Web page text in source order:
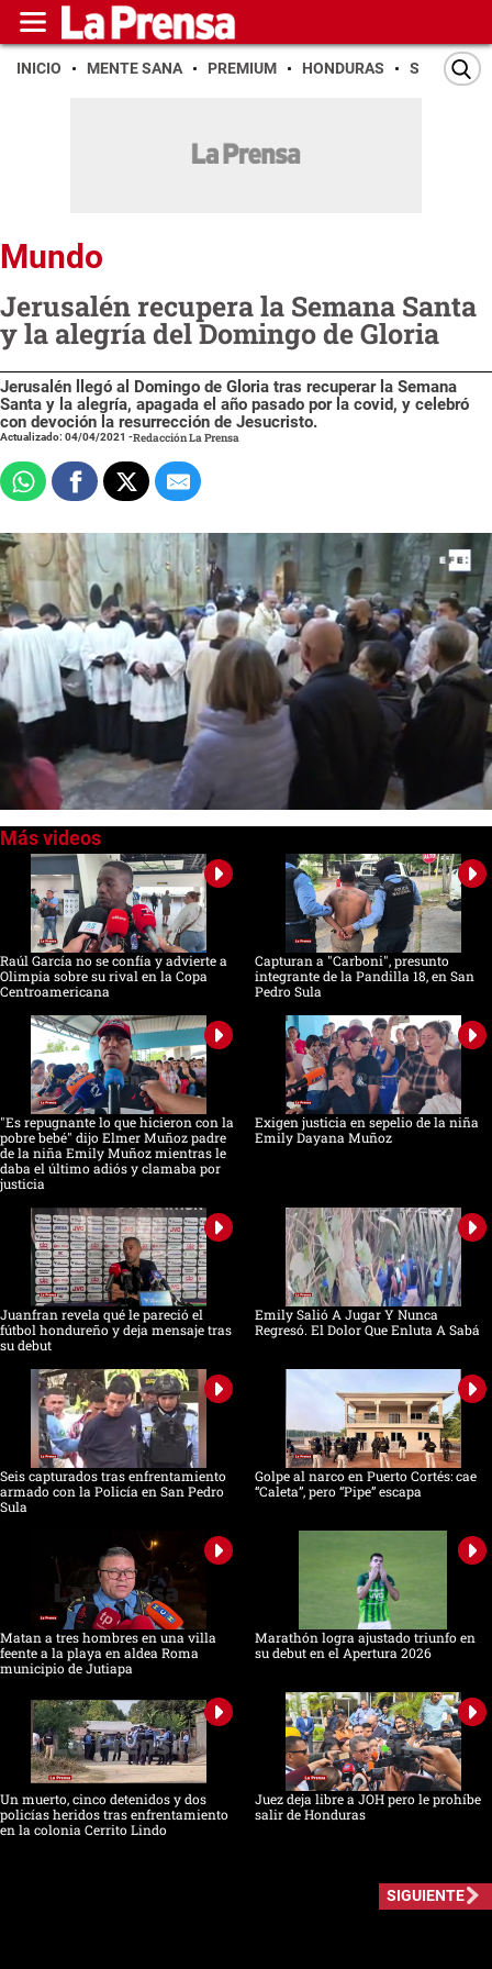
INICIO MENTE SANA PREMIUM HONDURAS SAN PEDRO
Mundo
Jerusalén recupera la Semana Santa
y la alegría del Domingo de Gloria
Jerusalén llegó al Domingo de Gloria tras recuperar la Semana
Santa y la alegría, apagada el año pasado por la covid, y celebró
con devoción la resurrección de Jesucristo.
Actualizado: 04/04/2021 -Redacción La Prensa
of
seconds
Raúl García no se confía y advierte a
Olimpia sobre su rival en la Copa
Centroamericana
Capturan a "Carboni", presunto
integrante de la Pandilla 18, en San
Pedro Sula
"Es repugnante lo que hicieron con la
pobre bebé" dijo Elmer Muñoz padre
de la niña Emily Muñoz mientras le
daba el último adiós y clamaba por
justicia
Exigen justicia en sepelio de la niña
Emily Dayana Muñoz
Juanfran revela qué le pareció el
fútbol hondureño y deja mensaje tras
su debut
Emily Salió A Jugar Y Nunca
Regresó. El Dolor Que Enluta A Sabá
Seis capturados tras enfrentamiento
armado con la Policía en San Pedro
Sula
Golpe al narco en Puerto Cortés: cae
“Caleta”, pero “Pipe” escapa
Matan a tres hombres en una villa
feente a la playa en aldea Roma
municipio de Jutiapa
Marathón logra ajustado triunfo en
su debut en el Apertura 2026
Un muerto, cinco detenidos y dos
policías heridos tras enfrentamiento
en la colonia Cerrito Lindo
Juez deja libre a JOH pero le prohíbe
salir de Honduras
SIGUIENTE